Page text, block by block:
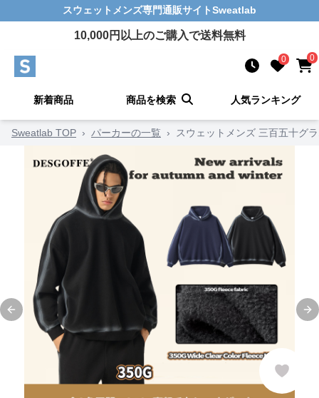
スウェットメンズ専門通販サイトSweatlab
10,000円以上のご購入で送料無料
0 0
新着商品 商品を検索 人気ランキング
Sweatlab TOP › パーカーの一覧 › スウェットメンズ 三百五十グ
Previous slide